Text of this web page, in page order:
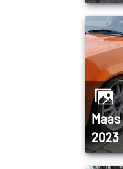
Maas en Kempen rit
2023